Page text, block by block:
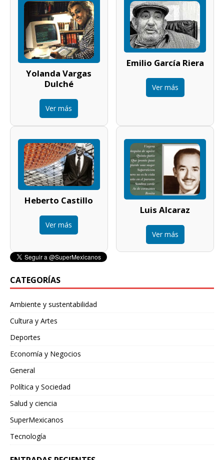
Yolanda Vargas
Dulché
Ver más
Emilio García Riera
Ver más
Heberto Castillo
Ver más
Luis Alcaraz
Ver más
CATEGORÍAS
Ambiente y sustentabilidad
Cultura y Artes
Deportes
Economía y Negocios
General
Política y Sociedad
Salud y ciencia
SuperMexicanos
Tecnología